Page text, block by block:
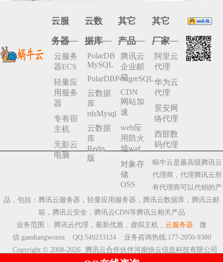
云服
务器
云服务
器ECS
轻量应
用服务
器
专有宿
主机
无影云
电脑
云数
据库
PolarDB
MySQL
PolarDBPostgreSQL
云数据
库
rdsMysql
云数据
库
Redis
版
其它
产品
腾讯云
企业邮
箱
CDN
网站加
速
web应
用防火
墙waf
对象存
储
OSS
其它
厂家
阿里云
代理
华为云
代理
景安网
络代理
西部数
码代理
蜗牛云是最高级腾讯云
代理商，代理腾讯云所
有代理商可以代销的产
品，包括：腾讯云服务器，轻量应用服务器，腾讯云数据库，腾讯云邮
箱，腾讯云安全，腾讯云CDN等腾讯云相关产品
业务范围：
腾讯云代理 , 最新优惠 , 虚拟主机 , 云服务器
微
信:ganshangwoniu QQ:549233124 业务咨询热线:177-2050-9380
Copyright © 2008-2026
腾讯云合作伙伴河南快云信息科技有限公司